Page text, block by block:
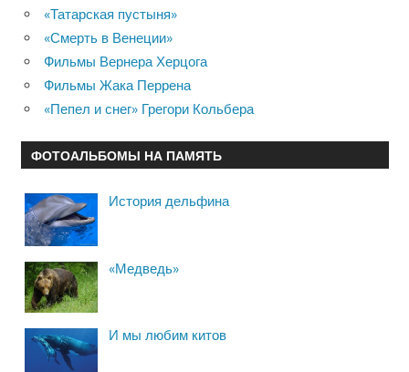
«Татарская пустыня»
«Смерть в Венеции»
Фильмы Вернера Херцога
Фильмы Жака Перрена
«Пепел и снег» Грегори Кольбера
ФОТОАЛЬБОМЫ НА ПАМЯТЬ
История дельфина
«Медведь»
И мы любим китов